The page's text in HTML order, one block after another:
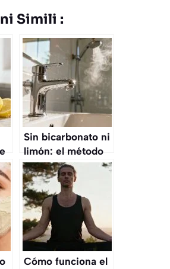
Simili :
Sin bicarbonato ni
limón: el método
mágico para
eliminar el olor a
orina en el baño
Cómo funciona el